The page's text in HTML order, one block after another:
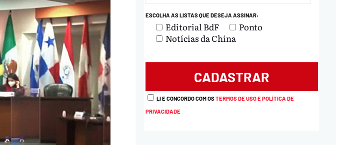
ESCOLHA AS LISTAS QUE DESEJA ASSINAR:
Editorial BdF
Ponto
Notícias da China
LI E CONCORDO COM OSTERMOS DE USO E POLÍTICA DE
PRIVACIDADE